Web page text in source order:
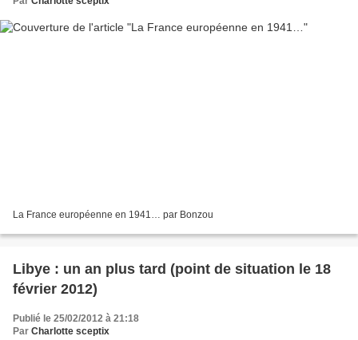
La France européenne en 1941… par Bonzou
Libye : un an plus tard (point de situation le 18
février 2012)
Publié le 25/02/2012 à 21:18
Par Charlotte sceptix